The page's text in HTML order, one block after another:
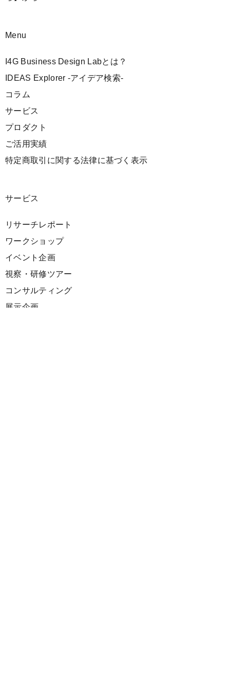
Menu
I4G Business Design Labとは？
IDEAS Explorer -アイデア検索-
コラム
サービス
プロダクト
ご活用実績
特定商取引に関する法律に基づく表示
サービス
リサーチレポート
ワークショップ
イベント企画
視察・研修ツアー
コンサルティング
展示企画